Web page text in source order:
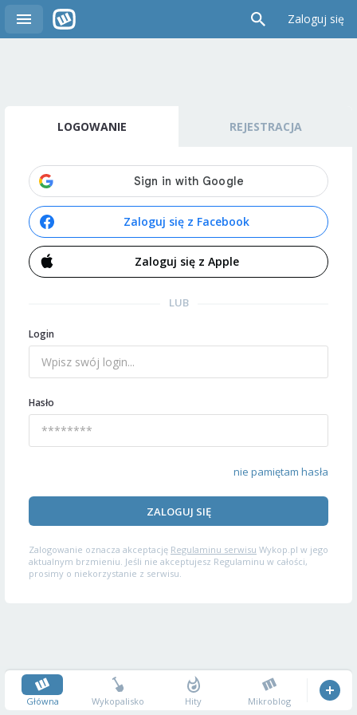
Zaloguj się
LOGOWANIE REJESTRACJA
Zaloguj się z Facebook
Zaloguj się z Apple
LUB
Login
Hasło
nie pamiętam hasła
ZALOGUJ SIĘ
Zalogowanie oznacza akceptację Regulaminu serwisu Wykop.pl w jego
aktualnym brzmieniu. Jeśli nie akceptujesz Regulaminu w całości,
prosimy o niekorzystanie z serwisu.
Główna Wykopalisko Hity Mikroblog